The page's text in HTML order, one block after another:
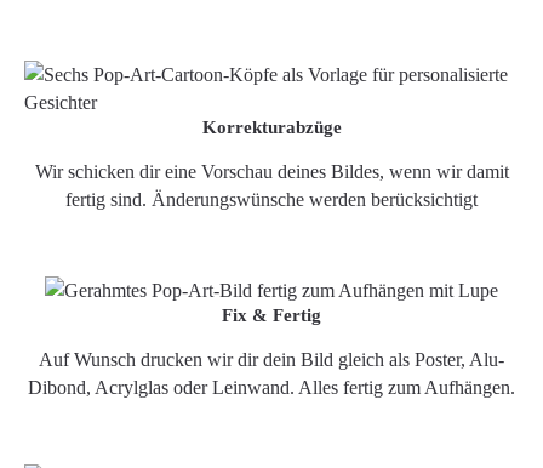
Korrekturabzüge
Wir schicken dir eine Vorschau deines Bildes, wenn wir damit
fertig sind. Änderungswünsche werden berücksichtigt
Fix & Fertig
Auf Wunsch drucken wir dir dein Bild gleich als Poster, Alu-
Dibond, Acrylglas oder Leinwand. Alles fertig zum Aufhängen.